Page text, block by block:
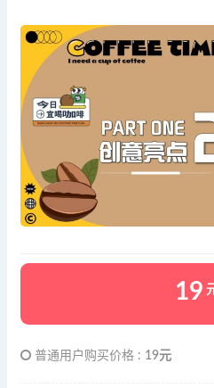
19
普通用户购买价格 : 19元